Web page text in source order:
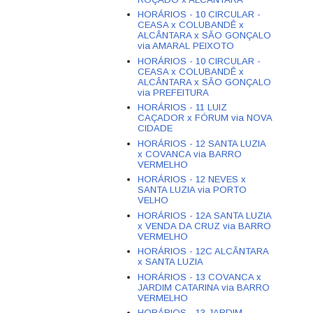
HORÁRIOS - 10 CIRCULAR -
CEASA x COLUBANDÊ x
ALCÂNTARA x SÃO GONÇALO
via AMARAL PEIXOTO
HORÁRIOS - 10 CIRCULAR -
CEASA x COLUBANDÊ x
ALCÂNTARA x SÃO GONÇALO
via PREFEITURA
HORÁRIOS - 11 LUIZ
CAÇADOR x FÓRUM via NOVA
CIDADE
HORÁRIOS - 12 SANTA LUZIA
x COVANCA via BARRO
VERMELHO
HORÁRIOS - 12 NEVES x
SANTA LUZIA via PORTO
VELHO
HORÁRIOS - 12A SANTA LUZIA
x VENDA DA CRUZ via BARRO
VERMELHO
HORÁRIOS - 12C ALCÂNTARA
x SANTA LUZIA
HORÁRIOS - 13 COVANCA x
JARDIM CATARINA via BARRO
VERMELHO